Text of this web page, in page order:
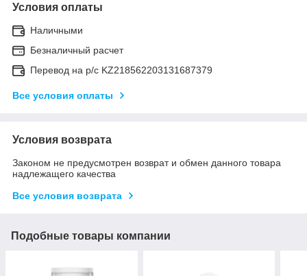
Условия оплаты
Наличными
Безналичный расчет
Перевод на р/с KZ218562203131687379
Все условия оплаты
Условия возврата
Законом не предусмотрен возврат и обмен данного товара
надлежащего качества
Все условия возврата
Подобные товары компании